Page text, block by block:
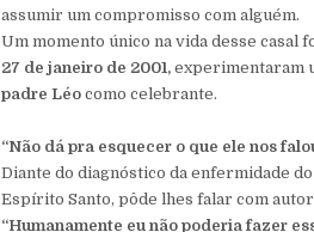
assumir um compromisso com alguém.
Um momento único na vida desse
27 de janeiro de 2001, experimentaram
padre Léo como celebrante.
“Não dá pra esquecer o que ele nos
Diante do diagnóstico da enfermidade
Espírito Santo, pôde lhes falar com
“Humanamente eu não poderia fazer